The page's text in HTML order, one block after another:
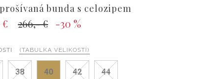
POUKAZY bunda s celozipem
€ 266,- € -30 %
(TABULKA VELIKOSTÍ)
38 40 42 44